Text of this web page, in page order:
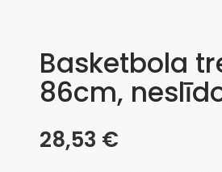
Basketbola
86cm,
28,53 €